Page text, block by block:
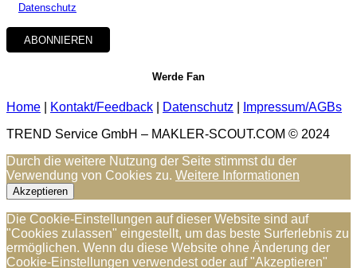
Datenschutz
Werde Fan
Home Kontakt/Feedback Datenschutz
Impressum/AGBs
TREND Service GmbH – MAKLER-SCOUT.COM © 2024
Durch die weitere Nutzung der Seite stimmst du der
Verwendung von Cookies zu. Weitere Informationen
Akzeptieren
Die Cookie-Einstellungen auf dieser Website sind auf
"Cookies zulassen" eingestellt, um das beste Surferlebnis zu
ermöglichen. Wenn du diese Website ohne Änderung der
Cookie-Einstellungen verwendest oder auf "Akzeptieren"